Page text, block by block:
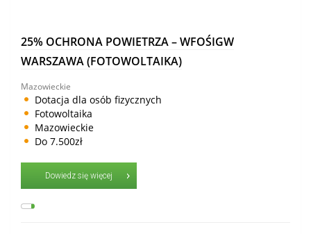
25% OCHRONA POWIETRZA – WFOŚIGW
WARSZAWA (FOTOWOLTAIKA)
Mazowieckie
Dotacja dla osób fizycznych
Fotowoltaika
Mazowieckie
Do 7.500zł
Dowiedz się więcej